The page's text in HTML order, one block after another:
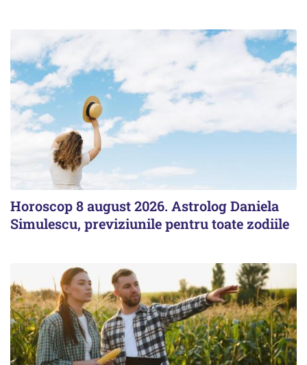
Horoscop 8 august 2026. Astrolog Daniela
Simulescu, previziunile pentru toate zodiile